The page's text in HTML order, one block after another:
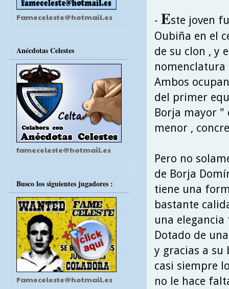
- Este joven
Oubiña en el
de su clon , y
nomenclatura
Ambos
del primer
Borja mayor "
menor ,
Pero no
de Borja
tiene una
bastante
una
Dotado de
y gracias a su
casi siempre
no le hace
Fameceleste@hotmail.es
Anécdotas Celestes
fameceleste@hotmail.es
Busco los siguientes jugadores :
Fameceleste@hotmail.es